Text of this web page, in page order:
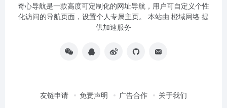
奇心导航是一款高度可定制化的网址导航，用户可自定义个性
化访问的导航页面，设置个人专属主页。 本站由 橙域网络 提
供加速服务
友链申请 免责声明 广告合作 关于我们